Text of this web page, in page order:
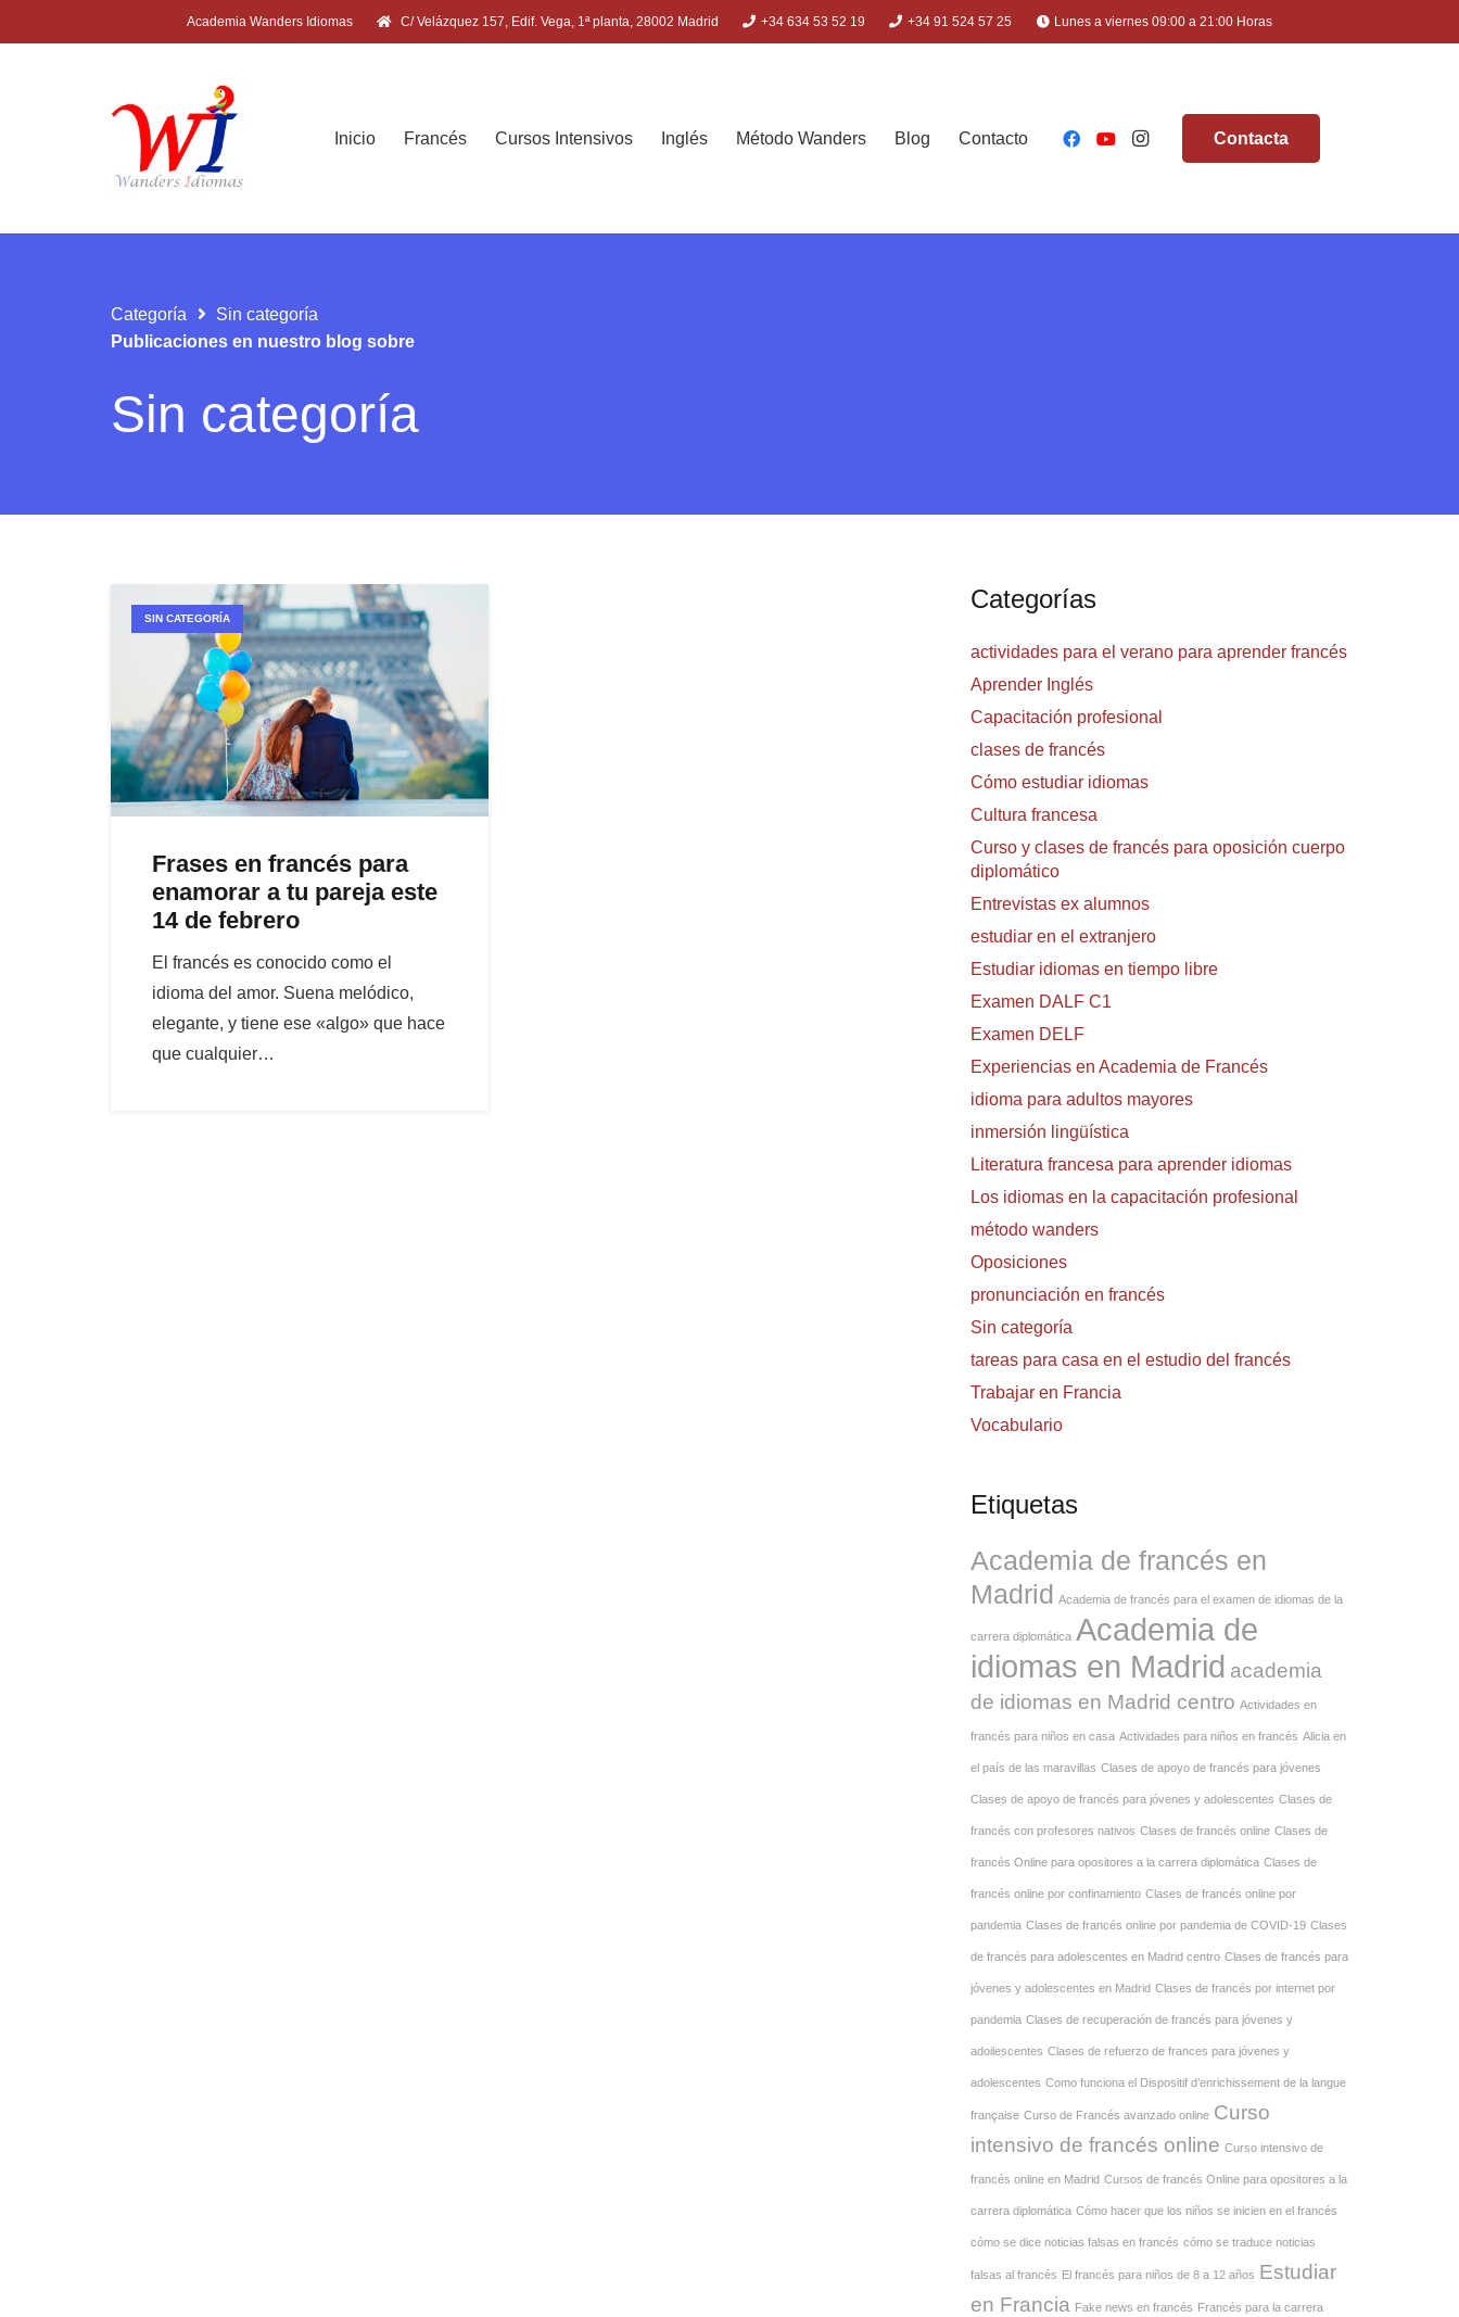
Academia Wanders Idiomas C/ Velázquez 157, Edif. Vega, 1ª planta, 28002 Madrid +34 634 53 52 19 +34 91 524 57 25 Lunes a viernes 09:00 a 21:00 Horas
Inicio Francés Cursos Intensivos Inglés Método Wanders Blog Contacto Contacta
Categoría
Sin categoría
Publicaciones en nuestro blog sobre
Sin categoría
SIN CATEGORÍA
Frases en francés para
enamorar a tu pareja este
14 de febrero
El francés es conocido como el
idioma del amor. Suena melódico,
elegante, y tiene ese «algo» que hace
que cualquier…
Categorías
actividades para el verano para aprender francés
Aprender Inglés
Capacitación profesional
clases de francés
Cómo estudiar idiomas
Cultura francesa
Curso y clases de francés para oposición cuerpo
diplomático
Entrevistas ex alumnos
estudiar en el extranjero
Estudiar idiomas en tiempo libre
Examen DALF C1
Examen DELF
Experiencias en Academia de Francés
idioma para adultos mayores
inmersión lingüística
Literatura francesa para aprender idiomas
Los idiomas en la capacitación profesional
método wanders
Oposiciones
pronunciación en francés
Sin categoría
tareas para casa en el estudio del francés
Trabajar en Francia
Vocabulario
Etiquetas
Academia de francés en
Madrid
Academia de francés para el examen de idiomas de la
carrera diplomática Academia de
idiomas en Madrid academia
de idiomas en Madrid centro Actividades en
francés para niños en casa Actividades para niños en francés Alicia en
el país de las maravillas Clases de apoyo de francés para jóvenes
Clases de apoyo de francés para jóvenes y adolescentes Clases de
francés con profesores nativos Clases de francés online Clases de
francés Online para opositores a la carrera diplomática Clases de
francés online por confinamiento Clases de francés online por
pandemia Clases de francés online por pandemia de COVID-19 Clases
de francés para adolescentes en Madrid centro Clases de francés para
jóvenes y adolescentes en Madrid Clases de francés por internet por
pandemia Clases de recuperación de francés para jóvenes y
adoilescentes Clases de refuerzo de frances para jóvenes y
adolescentes Como funciona el Dispositif d’enrichissement de la langue
française Curso de Francés avanzado online Curso
intensivo de francés online Curso intensivo de
francés online en Madrid Cursos de francés Online para opositores a la
carrera diplomática Cómo hacer que los niños se inicien en el francés
cómo se dice noticias falsas en francés cómo se traduce noticias
falsas al francés El francés para niños de 8 a 12 años Estudiar
en Francia Fake news en francés Francés para la carrera